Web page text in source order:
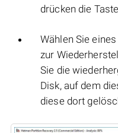
drücken die
Wählen Sie
zur
Sie die
Disk, auf dem
diese dort